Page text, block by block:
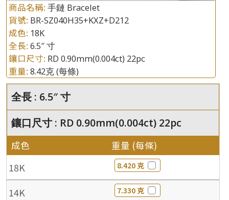
商品名稱: 手鏈 Bracelet
貨號: BR-SZ040H35+KXZ+D212
成色: 18K
全長: 6.5″ 寸
鑲口尺寸: RD 0.90mm(0.004ct) 22pc
重量: 8.42克(每條)
全長 : 6.5″ 寸
鑲口尺寸 : RD 0.90mm(0.004ct) 22pc
成色 重量 (每條)
18K 8.420 克
14K 7.330 克